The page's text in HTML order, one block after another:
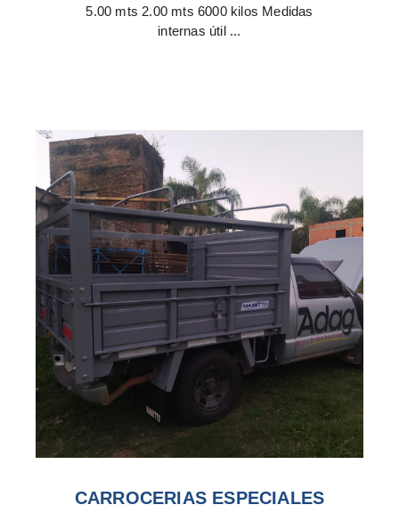
5.00 mts 2.00 mts 6000 kilos Medidas
internas útil ...
CARROCERIAS ESPECIALES